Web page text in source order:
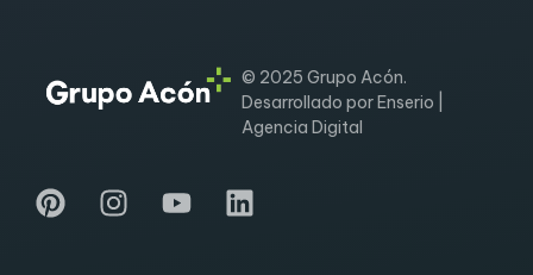
© 2025 Grupo Acón.
Desarrollado por Enserio |
Agencia Digital